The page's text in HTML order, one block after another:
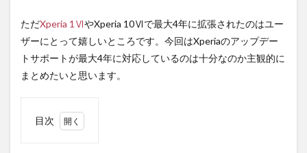
ただXperia 1ⅥやXperia 10Ⅵで最大4年に拡張されたのはユー
ザーにとって嬉しいところです。今回はXperiaのアップデー
トサポートが最大4年に対応しているのは十分なのか主観的に
まとめたいと思います。
目次